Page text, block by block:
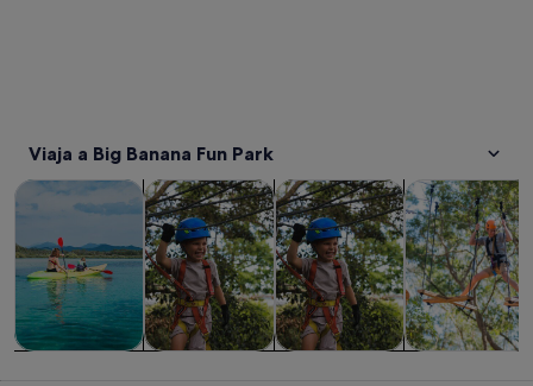
Viaja a Big Banana Fun Park
Actividades acuáticasSe abre en una pestaña nueva
Aventuras y al aire libreSe abre en una
AtraccionesSe abre en una
Visitas